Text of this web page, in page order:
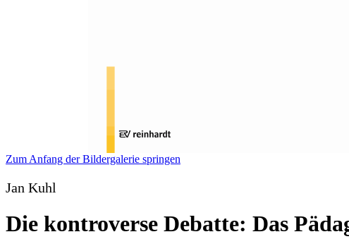
Zum Anfang der Bildergalerie springen
Jan Kuhl
Die kontroverse Debatte: Das